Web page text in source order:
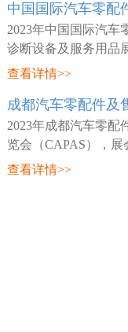
咸水沽镇国展大道
心(天津)，主
2023年中国国际汽车
诊断设备及服务用品
（Automechanika
地点：中国-深圳-宝
路1号-深圳国际会
查看详情>>
2023年成都汽车零配
览会（CAPAS），展
05月18日~05月20日
查看详情>>